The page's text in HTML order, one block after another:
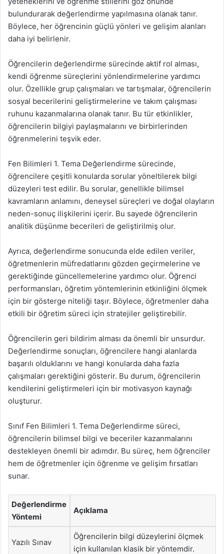
bulundurarak değerlendirme yapılmasına olanak tanır.
Böylece, her öğrencinin güçlü yönleri ve gelişim alanları
daha iyi belirlenir.
Öğrencilerin değerlendirme sürecinde aktif rol alması,
kendi öğrenme süreçlerini yönlendirmelerine yardımcı
olur. Özellikle grup çalışmaları ve tartışmalar, öğrencilerin
sosyal becerilerini geliştirmelerine ve takım çalışması
ruhunu kazanmalarına olanak tanır. Bu tür etkinlikler,
öğrencilerin bilgiyi paylaşmalarını ve birbirlerinden
öğrenmelerini teşvik eder.
Fen Bilimleri 1. Tema Değerlendirme sürecinde,
öğrencilere çeşitli konularda sorular yöneltilerek bilgi
düzeyleri test edilir. Bu sorular, genellikle bilimsel
kavramların anlamını, deneysel süreçleri ve doğal olayların
neden-sonuç ilişkilerini içerir. Bu sayede öğrencilerin
analitik düşünme becerileri de geliştirilmiş olur.
Ayrıca, değerlendirme sonucunda elde edilen veriler,
öğretmenlerin müfredatlarını gözden geçirmelerine ve
gerektiğinde güncellemelerine yardımcı olur. Öğrenci
performansları, öğretim yöntemlerinin etkinliğini ölçmek
için bir gösterge niteliği taşır. Böylece, öğretmenler daha
etkili bir öğretim süreci için stratejiler geliştirebilir.
Öğrencilerin geri bildirim alması da önemli bir unsurdur.
Değerlendirme sonuçları, öğrencilere hangi alanlarda
başarılı olduklarını ve hangi konularda daha fazla
çalışmaları gerektiğini gösterir. Bu durum, öğrencilerin
kendilerini geliştirmeleri için bir motivasyon kaynağı
oluşturur.
Sınıf Fen Bilimleri 1. Tema Değerlendirme süreci,
öğrencilerin bilimsel bilgi ve beceriler kazanmalarını
destekleyen önemli bir adımdır. Bu süreç, hem öğrenciler
hem de öğretmenler için öğrenme ve gelişim fırsatları
sunar.
Değerlendirme
Yöntemi
Açıklama
Yazılı Sınav
Öğrencilerin bilgi düzeylerini ölçmek
için kullanılan klasik bir yöntemdir.